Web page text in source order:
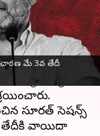
మే 3వ తేదీ
కోర్టు
కాంగ్రెస్ అగ్రనేత
సూరత్ సెషన్స్
తేదీకి వాయిదా